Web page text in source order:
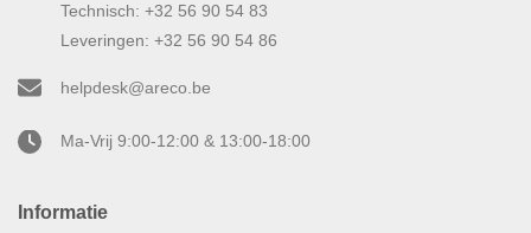
Informatie
Technisch: +32 56 90 54 83
Leveringen: +32 56 90 54 86
helpdesk@areco.be
Ma-Vrij 9:00-12:00 & 13:00-18:00